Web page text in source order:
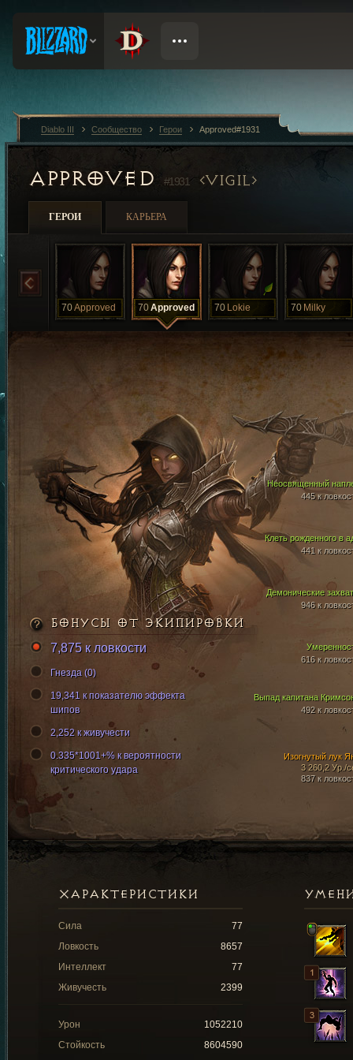
APPROVED #1931 VIGIL
ГЕРОИ КАРЬЕРА
70Approved 70Approved 70 Lokie 70 Milky
Клеть рожденного в
441 к
Демонические
946 к
Неосвященный
445 к
Выпад капитана
492 к
Изогнутый лук
3 260,2 Ур./
837 к
616 к
БОНУСЫ ОТ ЭКИПИРОВКИ
7,875 к ловкости
Гнезда (0)
19,341 к показателю эффекта
шипов
2,252 к живучести
0.335*1001+% к вероятности
критического удара
ХАРАКТЕРИСТИКИ
Сила
77
Ловкость
8657
Интеллект
77
Живучесть
2399
Урон
1052210
Стойкость
8604590
Diablo III Сообщество Герои Approved#1931